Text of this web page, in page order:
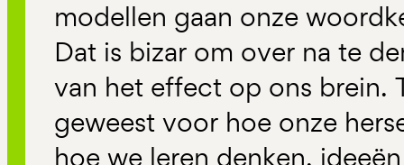
modellen gaan onze
Dat is bizar om over na te
van het effect op ons brein.
geweest voor hoe onze
hoe we leren denken,